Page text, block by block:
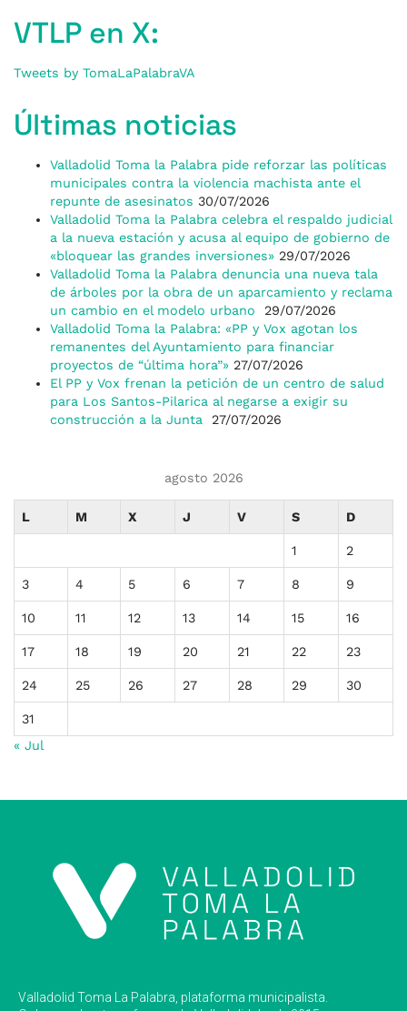
VTLP en X:
Tweets by TomaLaPalabraVA
Últimas noticias
Valladolid Toma la Palabra pide reforzar las políticas
municipales contra la violencia machista ante el
repunte de asesinatos 30/07/2026
Valladolid Toma la Palabra celebra el respaldo judicial
a la nueva estación y acusa al equipo de gobierno de
«bloquear las grandes inversiones» 29/07/2026
Valladolid Toma la Palabra denuncia una nueva tala
de árboles por la obra de un aparcamiento y reclama
un cambio en el modelo urbano
29/07/2026
Valladolid Toma la Palabra: «PP y Vox agotan los
remanentes del Ayuntamiento para financiar
proyectos de “última hora”» 27/07/2026
El PP y Vox frenan la petición de un centro de salud
para Los Santos-Pilarica al negarse a exigir su
construcción a la Junta
27/07/2026
agosto 2026
L M X J V S D
1 2
3 4 5 6 7 8 9
10 11 12 13 14 15 16
17 18 19 20 21 22 23
24 25 26 27 28 29 30
31
« Jul
Valladolid Toma La Palabra, plataforma municipalista.